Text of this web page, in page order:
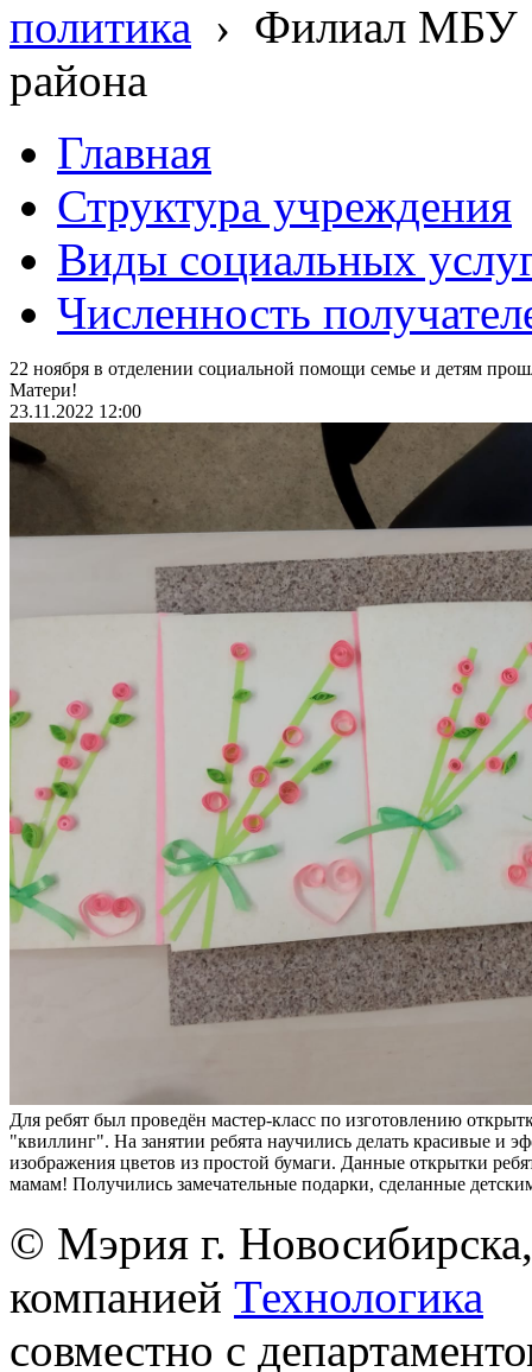
политика › Филиал МБУ
района
Главная
Структура учреждения
Виды социальных
Численность
22 ноября в отделении социальной помощи семье и детям
Матери!
23.11.2022 12:00
Для ребят был проведён мастер-класс по изготовлению
"квиллинг". На занятии ребята научились делать красивые и
изображения цветов из простой бумаги. Данные открытки
мамам! Получились замечательные подарки, сделанные
© Мэрия г.
компанией Технологика
совместно с